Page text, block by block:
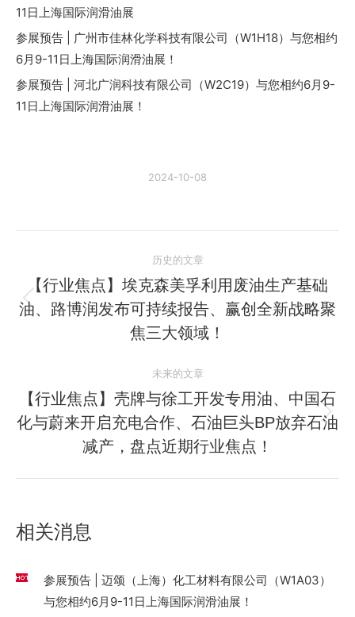
11日上海国际润滑油展
参展预告 | 广州市佳林化学科技有限公司（W1H18）与您相约
6月9-11日上海国际润滑油展！
参展预告 | 河北广润科技有限公司（W2C19）与您相约6月9-
11日上海国际润滑油展！
2024-10-08
章
导
历史的文章
历
史
文
章：
【行业焦点】埃克森美孚利用废油生产基础
油、路博润发布可持续报告、赢创全新战略聚
焦三大领域！
未来的文章
来
【行业焦点】壳牌与徐工开发专用油、中国石
化与蔚来开启充电合作、石油巨头BP放弃石油
减产，盘点近期行业焦点！
相关消息
参展预告 | 迈颂（上海）化工材料有限公司（W1A03）
与您相约6月9-11日上海国际润滑油展！